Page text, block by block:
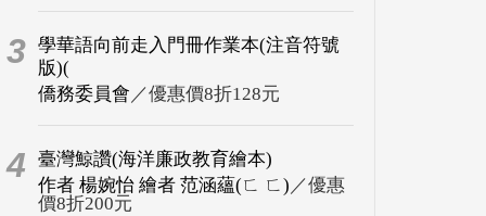
3 學華語向前走入門冊作業本(注音符號
版)(
僑務委員會 ／優惠價8折128元
4
臺灣鯨讚(海洋廉政教育繪本)
作者 楊婉怡 繪者 范涵蘊(ㄈ ㄈ) ／優惠
價8折200元